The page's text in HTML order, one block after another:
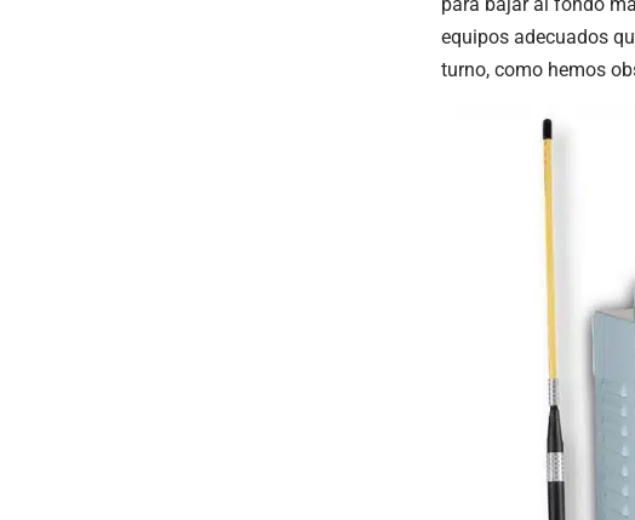
equipos adecuados
turno, como hemos